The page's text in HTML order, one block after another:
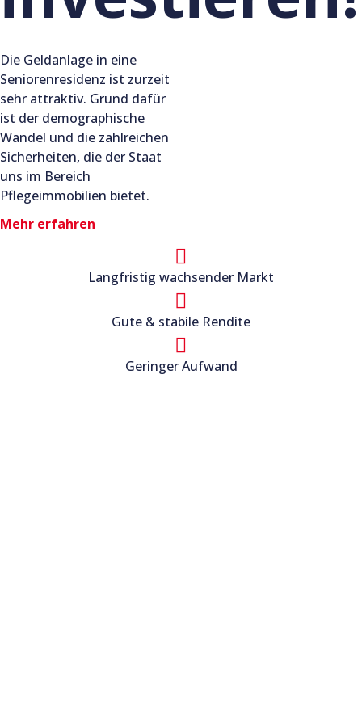
Die Geldanlage in eine
Seniorenresidenz ist zurzeit
sehr attraktiv. Grund dafür
ist der demographische
Wandel und die zahlreichen
Sicherheiten, die der Staat
uns im Bereich
Pflegeimmobilien bietet.
Mehr erfahren
Langfristig wachsender Markt
Gute & stabile Rendite
Geringer Aufwand